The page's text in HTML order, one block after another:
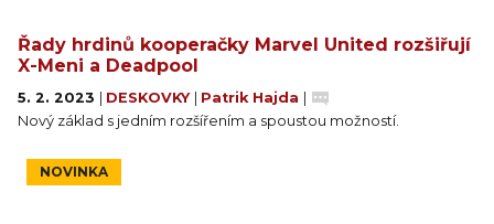
Řady hrdinů kooperačky Marvel United rozšiřují
X-Meni a Deadpool
5. 2. 2023 DESKOVKY Patrik Hajda
Nový základ s jedním rozšířením a spoustou možností.
NOVINKA